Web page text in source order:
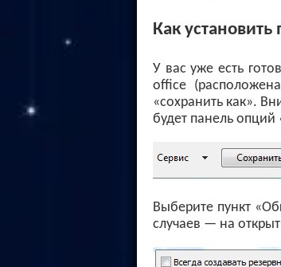
Как
У вас уже есть
office
«сохранить как».
будет панель опций
Выберите пункт
случаев — на